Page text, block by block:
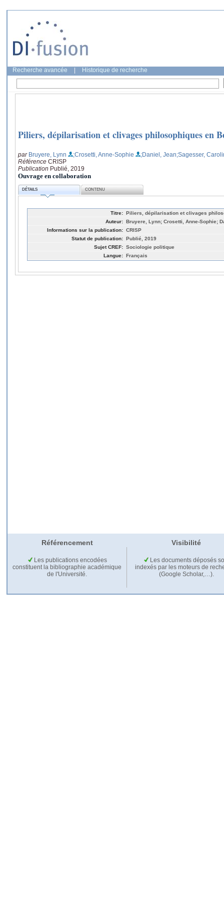
Recherche avancée Historique de recherche
Piliers, dépilarisation et clivages philosophiques en
par Bruyere, Lynn ;Crosetti, Anne-Sophie ;Daniel, Jean;Sagesser,
Référence CRISP
Publication Publié, 2019
Ouvrage en collaboration
DÉTAILS CONTENU
Titre: Piliers, dépilarisation et clivages
Auteur: Bruyere, Lynn; Crosetti, Anne-Sophie;
Informations sur la publication: CRISP
Statut de publication: Publié, 2019
Sujet CREF: Sociologie politique
Langue: Français
Référencement Visibilité
Les publications encodées
constituent la bibliographie académique
de l'Université.
Les documents déposés
indexés par les moteurs de
(Google Scholar,…).